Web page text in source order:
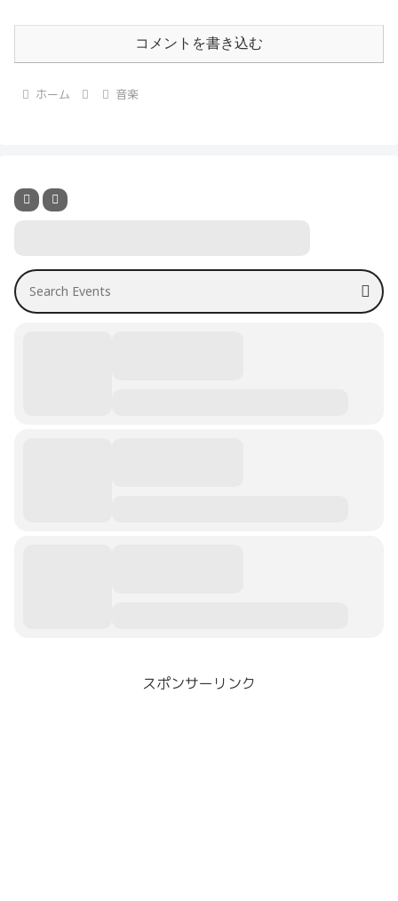
コメントを書き込む
ホーム 音楽
Search Events
スポンサーリンク